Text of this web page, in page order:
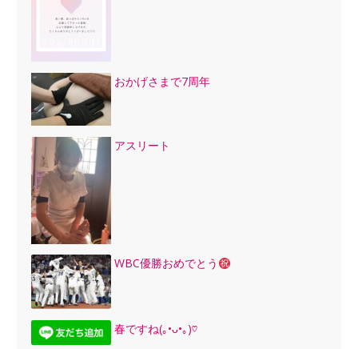
おかげさまで7周年
アスリート
WBC優勝おめでとう
春ですね(｡•ᴗ•｡)♡